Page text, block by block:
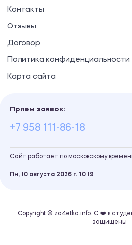
Контакты
Отзывы
Договор
Политика конфиденциальности
Карта сайта
Прием заявок:
+7 958 111-86-18
Сайт работает по московскому
Пн, 10 августа 2026 г. 10 20
Copyright © za4etka.info. С ❤️ к
защищены